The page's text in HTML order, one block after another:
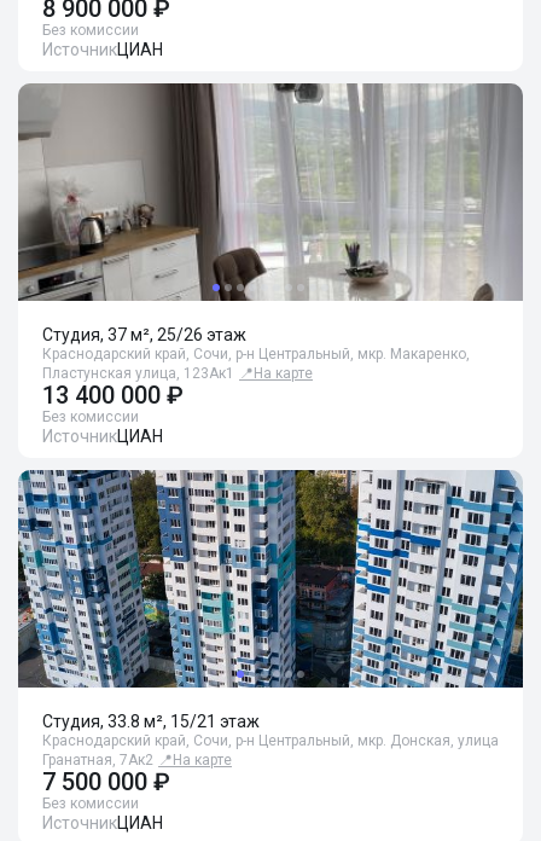
8 900 000 ₽
Без комиссии
ИсточникЦИАН
Студия, 37 м², 25/26 этаж
Краснодарский край, Сочи, р-н Центральный, мкр. Макаренко,
Пластунская улица, 123Ак1
📍 На карте
13 400 000 ₽
Без комиссии
ИсточникЦИАН
Студия, 33.8 м², 15/21 этаж
Краснодарский край, Сочи, р-н Центральный, мкр. Донская, улица
Гранатная, 7Ак2 📍 На карте
7 500 000 ₽
Без комиссии
ИсточникЦИАН